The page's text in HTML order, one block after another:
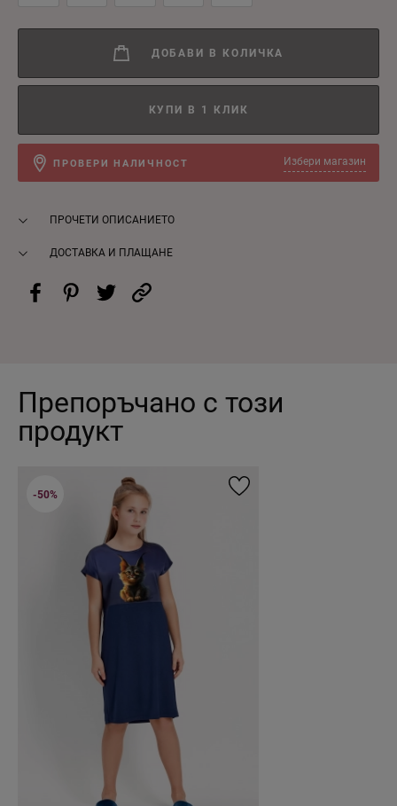
ДОБАВИ В КОЛИЧКА
КУПИ В 1 КЛИК
ПРОВЕРИ НАЛИЧНОСТ Избери магазин
ПРОЧЕТИ ОПИСАНИЕТО
ДОСТАВКА И ПЛАЩАНЕ
Препоръчано с този
продукт
-50%